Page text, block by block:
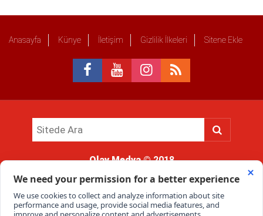
Anasayfa Künye İletişim Gizlilik İlkeleri Sitene Ekle
Olay Medya© 2018
kullanımı hukuki yaptırıma tabidir.